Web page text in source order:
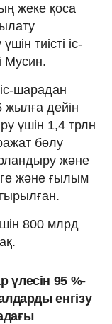
жеке қоса
тиісті іс-
Мусин.
шарадан
жылға дейін
үшін 1,4 трлн
бөлу
және
және ғылым
800 млрд
үлесін 95 %-
енгізу